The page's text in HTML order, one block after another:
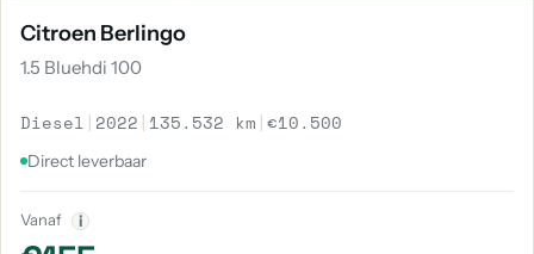
Citroen Berlingo
1.5 Bluehdi 100
Diesel | 2022 | 135.532 km |€10.500
Direct leverbaar
Vanaf i